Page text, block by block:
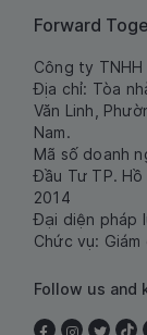
Forward
Công ty TNHH
Địa chỉ: Tòa
Văn Linh,
Nam.
Mã số doanh
Đầu Tư TP. Hồ
2014
Đại diện pháp
Chức vụ:
Follow us and